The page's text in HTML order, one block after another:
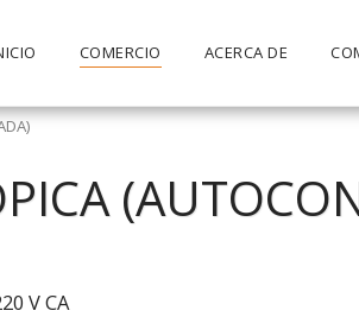
COMERCIO ACERCA DE
V CA